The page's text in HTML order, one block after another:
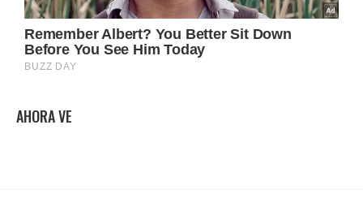
AHORA VE